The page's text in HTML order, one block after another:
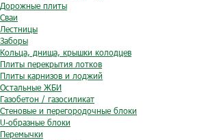
Дорожные плиты
Сваи
Лестницы
Заборы
Кольца, днища, крышки колодцев
Плиты перекрытия лотков
Плиты карнизов и лоджий
Остальные ЖБИ
Газобетон / газосиликат
Стеновые и перегородочные блоки
U-образные блоки
Перемычки